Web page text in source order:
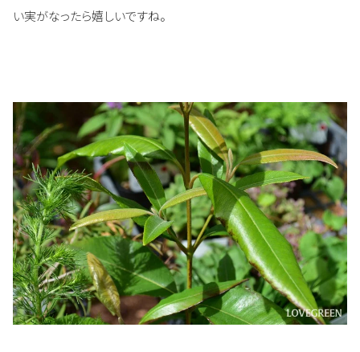
い実がなったら嬉しいですね。